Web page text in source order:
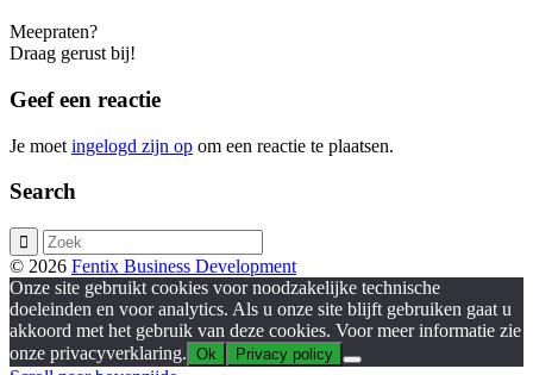
Meepraten?
Draag gerust bij!
Geef een reactie
Je moet ingelogd zijn op om een reactie te plaatsen.
Search
© 2026 Fentix Business Development
Onze site gebruikt cookies voor noodzakelijke technische
doeleinden en voor analytics. Als u onze site blijft gebruiken gaat u
akkoord met het gebruik van deze cookies. Voor meer informatie zie
onze privacyverklaring. Ok Privacy policy